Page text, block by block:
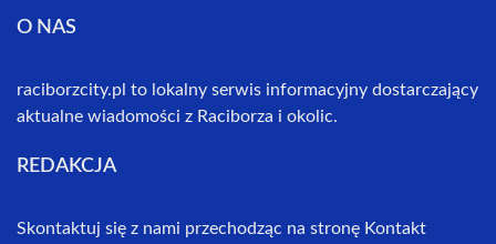
O NAS
raciborzcity.pl to lokalny serwis informacyjny dostarczający
aktualne wiadomości z Raciborza i okolic.
REDAKCJA
Skontaktuj się z nami przechodząc na stronę Kontakt